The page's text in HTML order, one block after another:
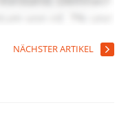
NÄCHSTER ARTIKEL